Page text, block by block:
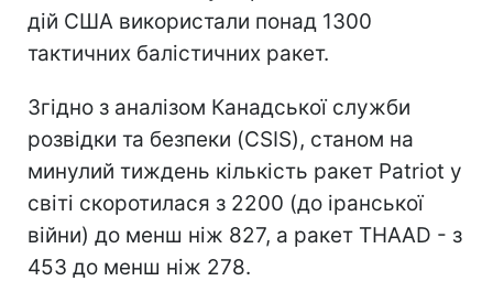
дій США використали понад 1300
тактичних балістичних ракет.
Згідно з аналізом Канадської служби
розвідки та безпеки (CSIS), станом на
минулий тиждень кількість ракет Patriot у
світі скоротилася з 2200 (до іранської
війни) до менш ніж 827, а ракет THAAD - з
453 до менш ніж 278.